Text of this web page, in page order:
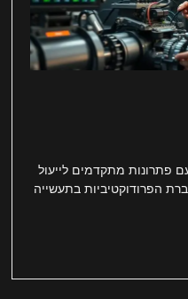
פתרונות מתקדמים לייעול
הפרודוקטיביות בתעשייה